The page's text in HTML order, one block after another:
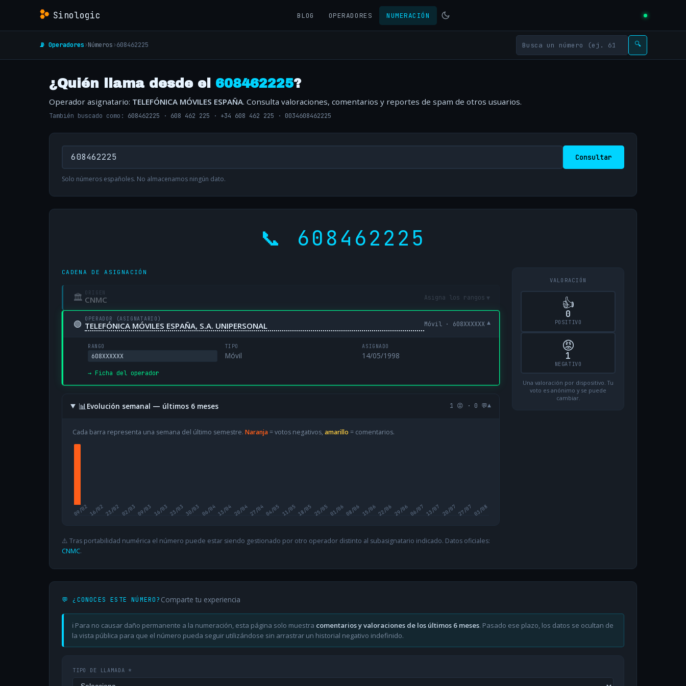
Sinologic BLOG OPERADORES NUMERACIÓN
📡 Operadores›Números›608462225 🔍
¿Quién llama desde el 608462225?
Operador asignatario: TELEFÓNICA MÓVILES ESPAÑA. Consulta valoraciones, comentarios y reportes de spam de otros usuarios.
También buscado como: 608462225 · 608 462 225 · +34 608 462 225 · 0034608462225
Consultar
Solo números españoles. No almacenamos ningún dato.
📞 608462225
CADENA DE ASIGNACIÓN
🏛 ORIGEN
CNMC Asigna los rangos ▾
🟢 OPERADOR (ASIGNATARIO)
TELEFÓNICA MÓVILES ESPAÑA, S.A. UNIPERSONAL Móvil · 608XXXXXX ▾
RANGO
608XXXXXX
TIPO
Móvil
ASIGNADO
14/05/1998
→ Ficha del operador
📊Evolución semanal — últimos 6 meses 1 😡 · 0 💬▾
Cada barra representa una semana del último semestre. Naranja= votos negativos, amarillo = comentarios.
09/0216/0223/02 02/03 09/03 16/03 23/03 30/03 06/0413/04 20/0427/0404/05 11/0518/05 25/0501/0608/06 15/0622/06 29/0606/07 13/07 20/07 27/07 03/08
⚠️ Tras portabilidad numérica el número puede estar siendo gestionado por otro operador distinto al subasignatario indicado. Datos oficiales:
CNMC.
VALORACIÓN
👍
0
POSITIVO
😡
1
NEGATIVO
Una valoración por dispositivo. Tu
voto es anónimo y se puede
cambiar.
💬 ¿CONOCES ESTE NÚMERO? Comparte tu experiencia
ℹ️ Para no causar daño permanente a la numeración, esta página solo muestra comentarios y valoraciones de los últimos 6 meses. Pasado ese plazo, los datos se ocultan de
la vista pública para que el número pueda seguir utilizándose sin arrastrar un historial negativo indefinido.
TIPO DE LLAMADA *